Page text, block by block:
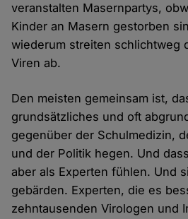
veranstalten Masernpartys,
Kinder an Masern gestorben
wiederum streiten schlichtweg
Viren ab.
Den meisten gemeinsam ist,
grundsätzliches und oft
gegenüber der Schulmedizin,
und der Politik hegen. Und
aber als Experten fühlen. Und
gebärden. Experten, die es
zehntausenden Virologen und